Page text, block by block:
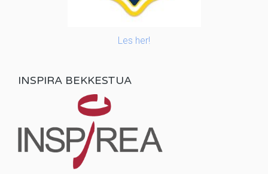
Les her!
INSPIRA BEKKESTUA